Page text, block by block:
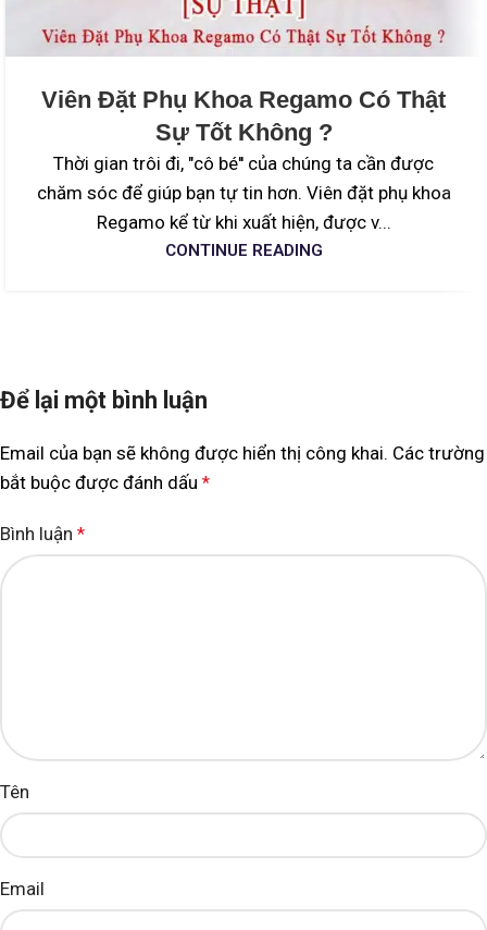
Viên Đặt Phụ Khoa Regamo Có Thật
Sự Tốt Không ?
Thời gian trôi đi, "cô bé'' của chúng ta cần được
chăm sóc để giúp bạn tự tin hơn. Viên đặt phụ khoa
Regamo kể từ khi xuất hiện, được v...
CONTINUE READING
Để lại một bình luận
Email của bạn sẽ không được hiển thị công khai. Các trường
bắt buộc được đánh dấu *
Bình luận *
Tên
Email